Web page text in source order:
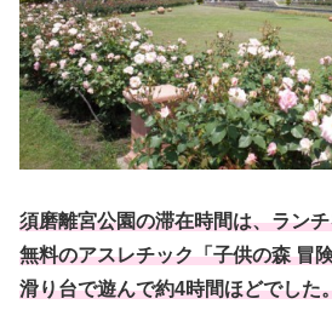
須磨離宮公園の滞在時間は、ラン
無料のアスレチック「子供の森 冒
滑り台で遊んで約4時間ほどでした